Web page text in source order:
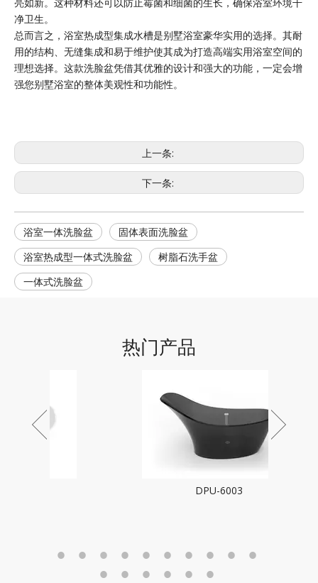
净卫生。
总而言之，浴室热成型集成水槽是别墅浴室豪华实用的选择。其耐
用的结构、无缝集成和易于维护使其成为打造高端实用浴室空间的
理想选择。这款洗脸盆凭借其优雅的设计和强大的功能，一定会增
强您别墅浴室的整体美观性和功能性。
上一条:
下一条:
浴室一体洗脸盆
固体表面洗脸盆
浴室热成型一体式洗脸盆
树脂石洗手盆
一体式洗脸盆
热门产品